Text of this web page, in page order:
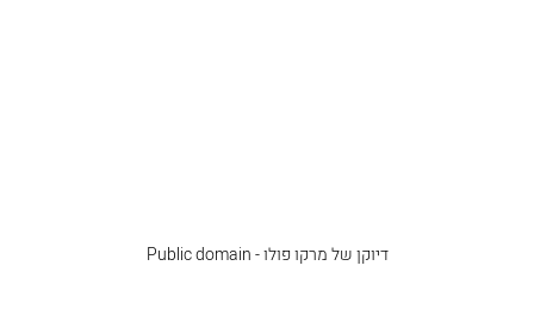
דיוקן של מרקו פולו - Public domain